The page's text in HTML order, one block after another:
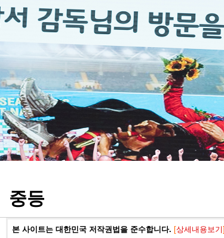
학사일정
일과시간표
성과평가자료
납부금 안내
스쿨버스 운행 안내
급식안내
서식자료실
학부모방
정기고사 기출문제
전-편입 서류양식
입학금/수업료
교복구입안내
중등
본 사이트는 대한민국 저작권법을 준수합니다. [상세내용보기]